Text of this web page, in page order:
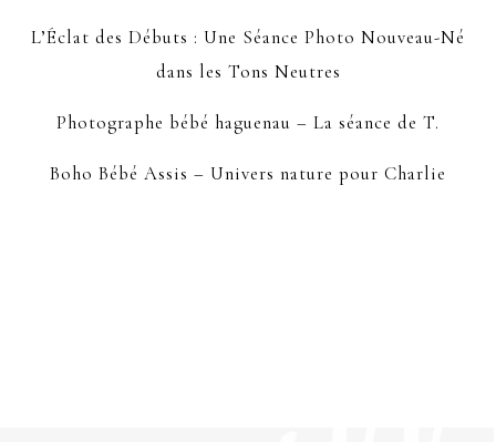
L’Éclat des Débuts : Une Séance Photo Nouveau-Né
dans les Tons Neutres
Photographe bébé haguenau – La séance de T.
Boho Bébé Assis – Univers nature pour Charlie